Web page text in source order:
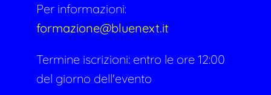
Per informazioni:
formazione@bluenext.it
Termine iscrizioni: entro le ore 12:00
del giorno dell'evento